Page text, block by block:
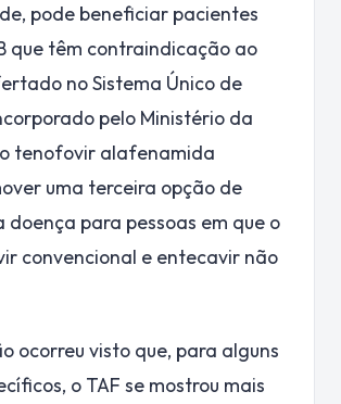
pode beneficiar pacientes
que têm contraindicação ao
no Sistema Único de
pelo Ministério da
tenofovir alafenamida
uma terceira opção de
para pessoas em que o
convencional e entecavir não
ocorreu visto que, para alguns
o TAF se mostrou mais